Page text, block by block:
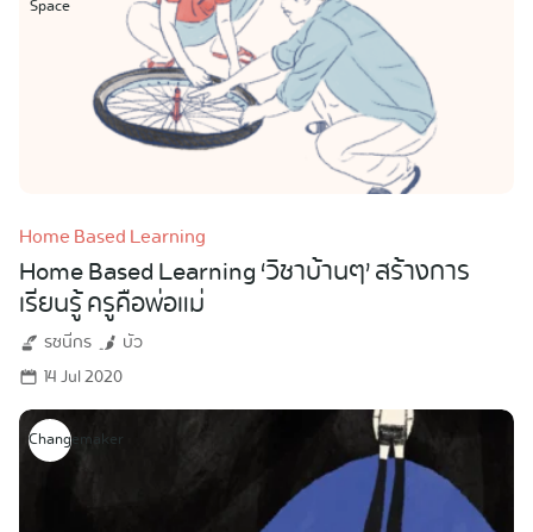
Space
Home Based Learning
Home Based Learning ‘วิชาบ้านๆ’ สร้างการ
เรียนรู้ ครูคือพ่อแม่
รชนีกร
บัว
14 Jul 2020
Changemaker